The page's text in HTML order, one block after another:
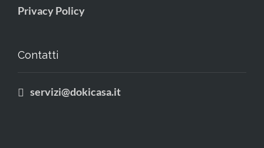
Privacy Policy
Contatti
servizi@dokicasa.it